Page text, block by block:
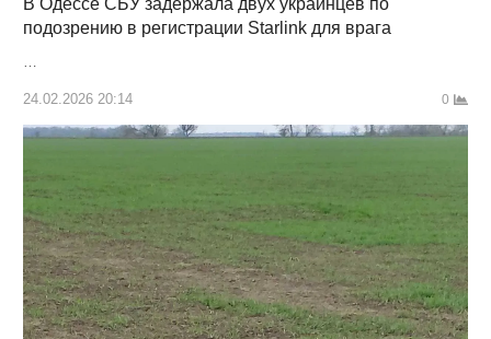
В Одессе СБУ задержала двух украинцев по
подозрению в регистрации Starlink для врага
24.02.2026 20:14 0